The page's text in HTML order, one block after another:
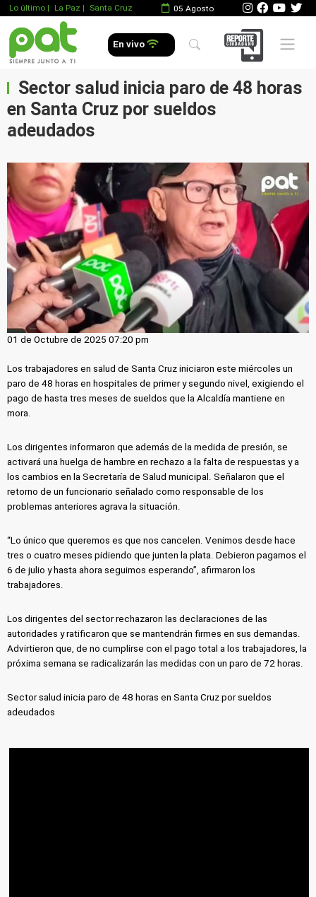
Lo último | La Paz | Santa Cruz 05 Agosto
En vivo Mobile
Sector salud inicia paro de 48 horas
en Santa Cruz por sueldos
adeudados
01 de Octubre de 2025 07:20 pm
Los trabajadores en salud de Santa Cruz iniciaron este miércoles un
paro de 48 horas en hospitales de primer y segundo nivel, exigiendo el
pago de hasta tres meses de sueldos que la Alcaldía mantiene en
mora.
Los dirigentes informaron que además de la medida de presión, se
activará una huelga de hambre en rechazo a la falta de respuestas y a
los cambios en la Secretaría de Salud municipal. Señalaron que el
retorno de un funcionario señalado como responsable de los
problemas anteriores agrava la situación.
“Lo único que queremos es que nos cancelen. Venimos desde hace
tres o cuatro meses pidiendo que junten la plata. Debieron pagarnos el
6 de julio y hasta ahora seguimos esperando”, afirmaron los
trabajadores.
Los dirigentes del sector rechazaron las declaraciones de las
autoridades y ratificaron que se mantendrán firmes en sus demandas.
Advirtieron que, de no cumplirse con el pago total a los trabajadores, la
próxima semana se radicalizarán las medidas con un paro de 72 horas.
Sector salud inicia paro de 48 horas en Santa Cruz por sueldos
adeudados